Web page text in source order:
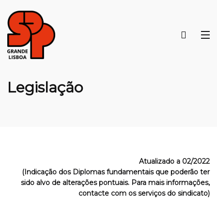
Legislação
Atualizado a 02/2022
(Indicação dos Diplomas fundamentais que poderão ter
sido alvo de alterações pontuais. Para mais informações,
contacte com os serviços do sindicato)